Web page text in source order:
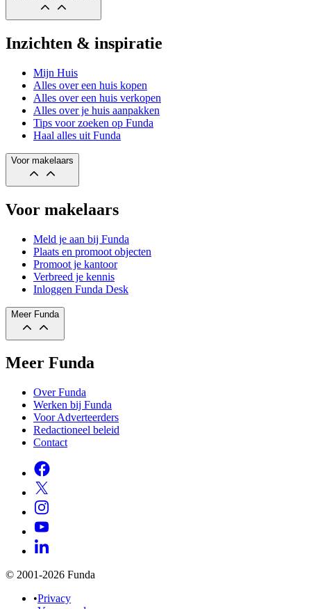
Inzichten & inspiratie
Mijn Huis
Alles over een huis kopen
Alles over een huis verkopen
Alles over je huis aanpakken
Tips voor zoeken op Funda
Haal alles uit Funda
Voor makelaars
Voor makelaars
Meld je aan bij Funda
Plaats en promoot objecten
Promoot je kantoor
Verbreed je kennis
Inloggen Funda Desk
Meer Funda
Meer Funda
Over Funda
Werken bij Funda
Voor Adverteerders
Redactioneel beleid
Contact
© 2001-2026 Funda
•Privacy